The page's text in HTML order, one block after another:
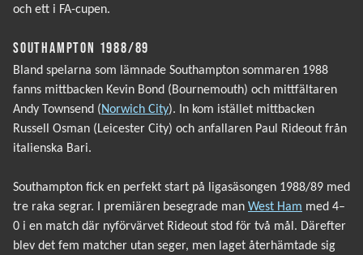
och ett i FA-cupen.
SOUTHAMPTON 1988/89
Bland spelarna som lämnade Southampton sommaren 1988
fanns mittbacken Kevin Bond (Bournemouth) och mittfältaren
Andy Townsend (Norwich City). In kom istället mittbacken
Russell Osman (Leicester City) och anfallaren Paul Rideout från
italienska Bari.
Southampton fick en perfekt start på ligasäsongen 1988/89 med
tre raka segrar. I premiären besegrade man West Ham med 4–
0 i en match där nyförvärvet Rideout stod för två mål. Därefter
blev det fem matcher utan seger, men laget återhämtade sig